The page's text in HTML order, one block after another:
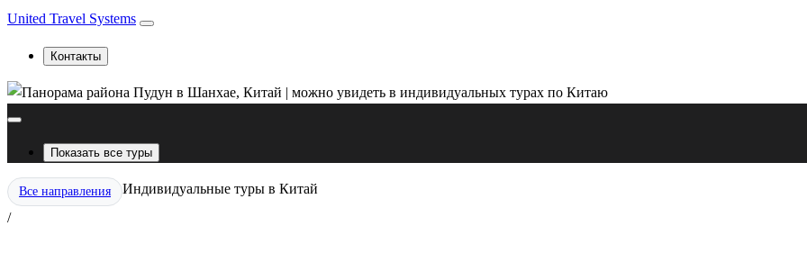
United Travel Systems
Контакты
Показать все туры
Все направления
/
Индивидуальные туры в Китай